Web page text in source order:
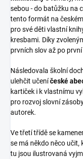
sebou - do batůžku na
tento formát na
pro své děti vlastní
kresbami. Díky
prvních slov až po
Následovala školní
ulehčit učeníčeské
kartiček i k vlastnímu
pro rozvoj slovní
autorek.
Ve třetí třídě se
se má někdo něco učit,
tu jsou ilustrovaná